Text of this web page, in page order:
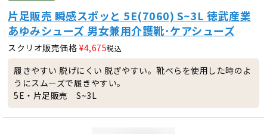
片足販売 瞬感スポッと 5E(7060) S~3L 徳武産業
あゆみシューズ 男女兼用介護靴･ケアシューズ
スクリオ販売価格 ¥4,675税込
履きやすい 脱げにくい 脱ぎやすい。靴べらを使用した時のよ
うにスムーズで履きやすい。
5E・片足販売 S~3L